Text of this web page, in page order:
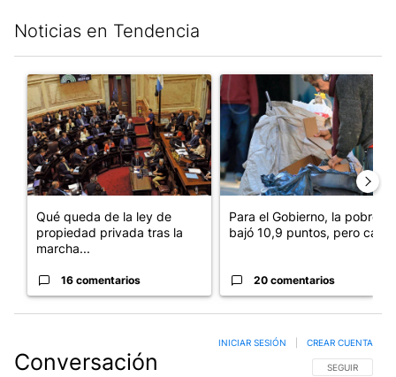
Noticias en Tendencia
Un artículo de tendencia con el título "Qué queda de la ley de
Qué queda de la ley de
propiedad privada tras la
marcha...
16 comentarios
Un artículo de tendencia con
Para el Gobierno, la pobreza
bajó 10,9 puntos, pero cay...
20 comentarios
Conversación SIGA ESTA
SEGUIR
INICIAR SESIÓN CREAR CUENTA